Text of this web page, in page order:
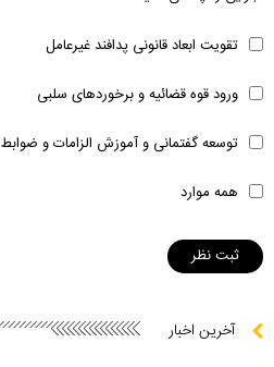
تقویت ابعاد قانونی پدافند غیرعامل
ورود قوه قضائیه و برخوردهای سلبی
توسعه گفتمانی و آموزش الزامات و ضوابط
همه موارد
آخرین اخبار